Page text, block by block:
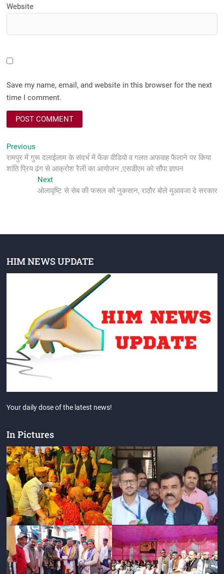
Website
Save my name, email, and website in this browser for the next
time I comment.
Post
navigation
Previous
post:
रामपुर में गुरू दलाईलाम के संदर्भ में फेंक वीडियो व गलत अफवाह फैलाने पर किया
शांति प्रिय ढंग से आक्रोश रैली का आयोजन ,एसडीएम को सौंपा ज्ञापन
NextNext
post:
ओलावृष्टि से सेब की फसल को नुकसान, राठौर बोले मुआवजा दे सरकार
HIM NEWS UPDATE
Your daily dose of the latest news!
In Pictures